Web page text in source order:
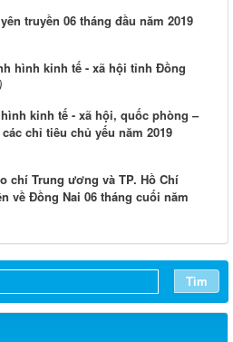
truyền 06 tháng đầu năm 2019
hình kinh tế - xã hội tỉnh Đồng
kinh tế - xã hội, quốc phòng –
chỉ tiêu chủ yếu năm 2019
chí Trung ương và TP. Hồ Chí
về Đồng Nai 06 tháng cuối năm
Tìm
16/8/2026
09/8/2026
02/8/2026